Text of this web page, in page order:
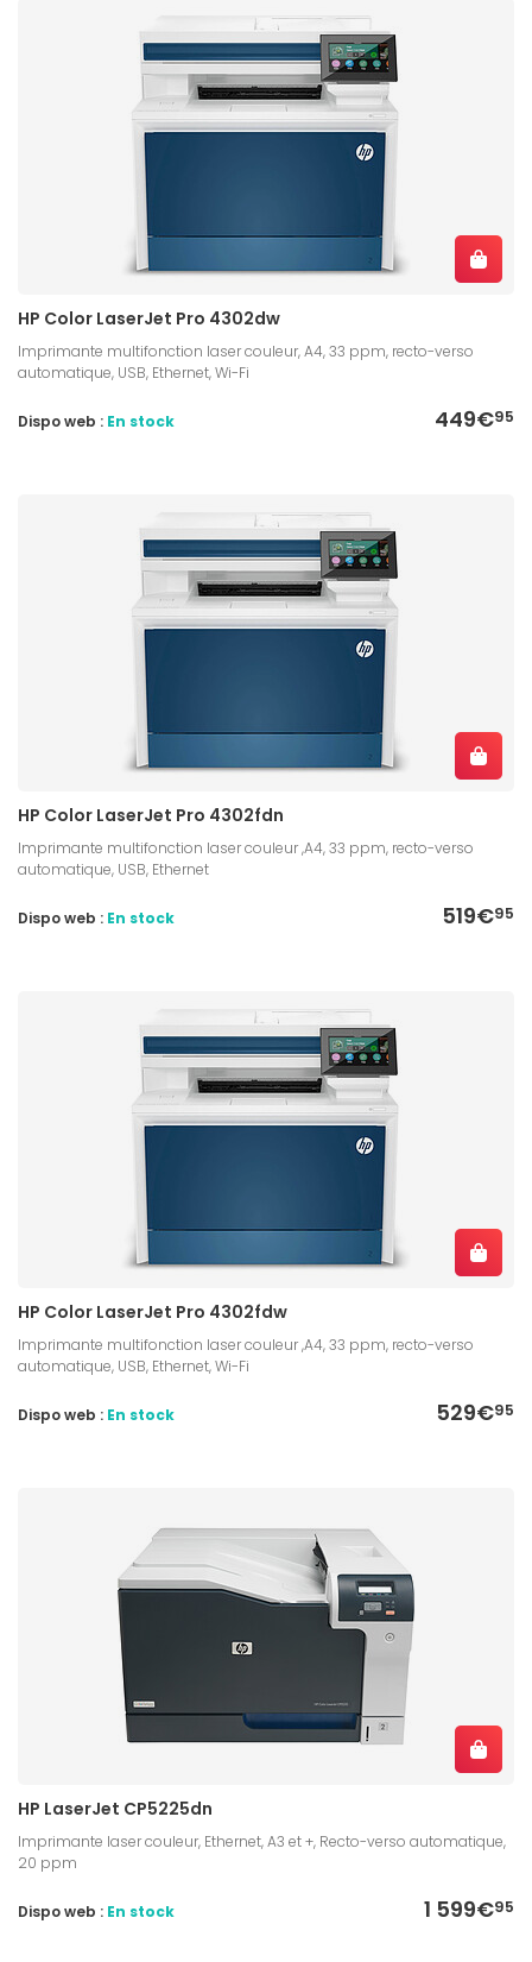
HP Color LaserJet Pro 4302dw
Imprimante multifonction laser couleur, A4, 33 ppm, recto-verso
automatique, USB, Ethernet, Wi-Fi
449€95
Dispo web : En stock
HP Color LaserJet Pro 4302fdn
Imprimante multifonction laser couleur ,A4, 33 ppm, recto-verso
automatique, USB, Ethernet
519€95
Dispo web : En stock
HP Color LaserJet Pro 4302fdw
Imprimante multifonction laser couleur ,A4, 33 ppm, recto-verso
automatique, USB, Ethernet, Wi-Fi
529€95
Dispo web : En stock
HP LaserJet CP5225dn
Imprimante laser couleur, Ethernet, A3 et +, Recto-verso automatique,
20 ppm
1 599€95
Dispo web : En stock